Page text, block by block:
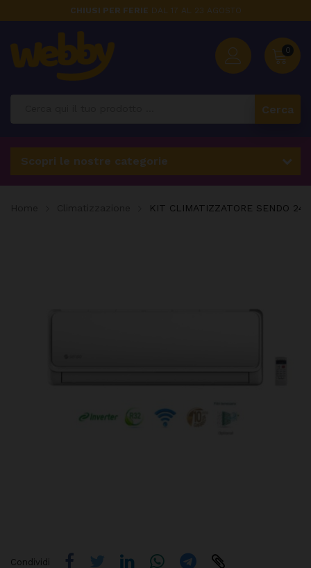
CHIUSI PER FERIE DAL 17 AL 23 AGOSTO
0
Cerca
Scopri le nostre categorie
KIT CLIMATIZZATORE SENDO
Condividi